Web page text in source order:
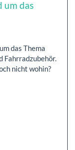
das
das Thema
Fahrradzubehör.
nicht wohin?